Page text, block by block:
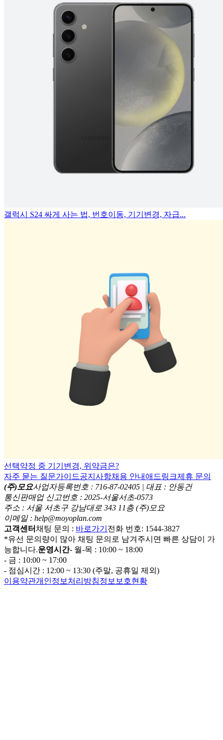
갤럭시 S24 싸게 사는 법, 번호이동, 기기변경, 자급...
선택약정 중 기기변경, 위약금은?
자주 묻는 질문가이드공지사항채용 안내 애드링크제휴 문의
(주)모요사업자등록번호 : 716-87-02405 | 대표 : 안동건
통신판매업 신고번호 : 2025-서울서초-0573
주소 : 서울 서초구 강남대로 343 11층 (주)모요
이메일 : help@moyoplan.com
고객센터채팅 문의 : 바로가기 전화 번호: 1544-3827
*유선 문의량이 많아 채팅 문의로 남겨주시면 빠른 상담이 가
능합니다.운영시간- 월-목 : 10:00 ~ 18:00
- 금 : 10:00 ~ 17:00
- 점심시간 : 12:00 ~ 13:30 (주말, 공휴일 제외)
이용약관개인정보처리방침정보보호현황